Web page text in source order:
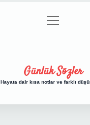
Gizlilik Politikası
menüyü
aç
Günlük Sözler
Hayata dair kısa notlar ve farklı